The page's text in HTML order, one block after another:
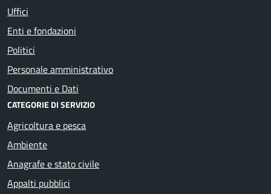
Uffici
Enti e fondazioni
Politici
Personale amministrativo
Documenti e Dati
CATEGORIE DI SERVIZIO
Agricoltura e pesca
Ambiente
Anagrafe e stato civile
Appalti pubblici